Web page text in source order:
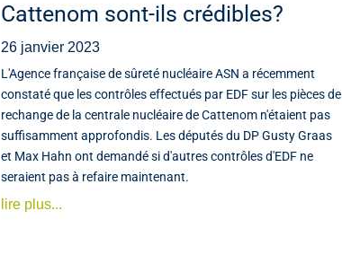
Cattenom sont-ils crédibles?
26 janvier 2023
L'Agence française de sûreté nucléaire ASN a récemment
constaté que les contrôles effectués par EDF sur les pièces de
rechange de la centrale nucléaire de Cattenom n'étaient pas
suffisamment approfondis. Les députés du DP Gusty Graas
et Max Hahn ont demandé si d'autres contrôles d'EDF ne
seraient pas à refaire maintenant.
lire plus...